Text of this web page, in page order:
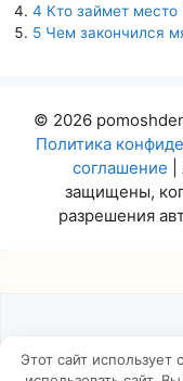
4 Кто займет
5 Чем закончился
© 2026
Политика
соглашение
защищены,
разрешения
Этот сайт